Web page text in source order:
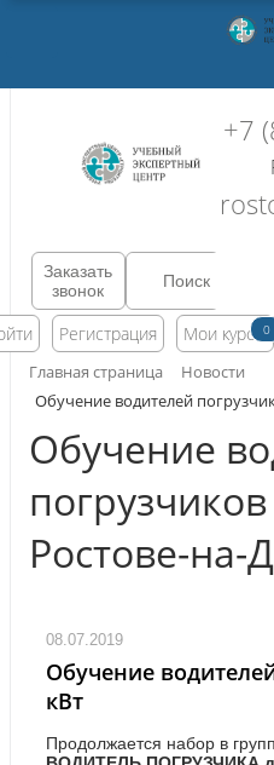
+7
Заказать
звонок
Регистрация Мои курсы0
Главная страница
Новости
Обучение водителей
Обучение
Ростове-на-
08.07.2019
Обучение
кВт
Продолжается набор в